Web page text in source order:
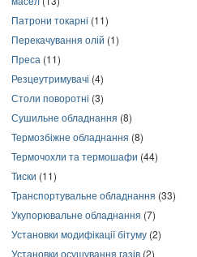
Патрони токарні (11)
Перекачування олій (1)
Преса (11)
Резцеутримувачі (4)
Столи поворотні (3)
Сушильне обладнання (8)
Термозбіжне обладнання (8)
Термочохли та термошафи (44)
Тиски (11)
Транспортувальне обладнання (33)
Укупорювальне обладнання (7)
Установки модифікації бітуму (2)
Установки осушування газів (2)